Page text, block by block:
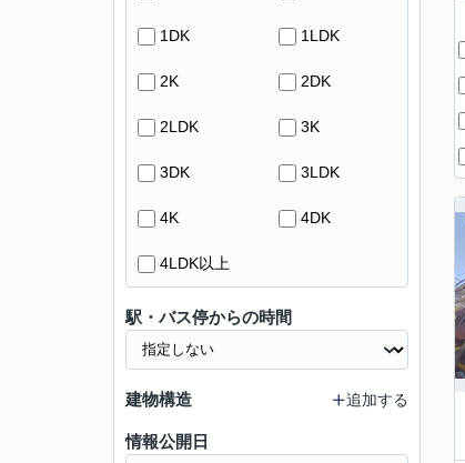
1DK 1LDK
2K 2DK
2LDK 3K
3DK 3LDK
4K 4DK
4LDK以上
駅・バス停からの時間
建物構造 追加する
情報公開日